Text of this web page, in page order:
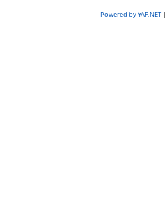
Powered by YAF.NET |